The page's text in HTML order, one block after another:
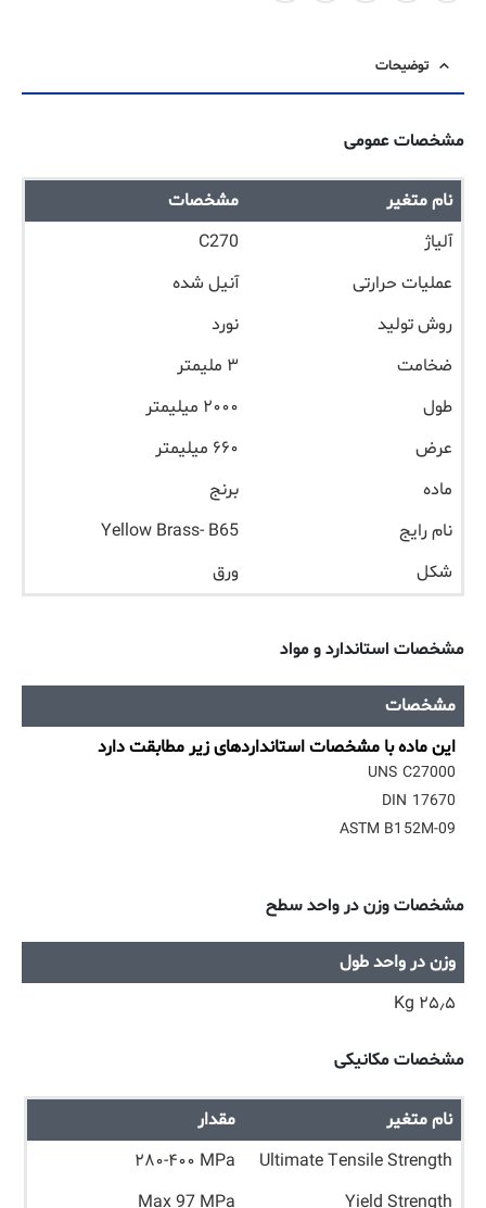
توضیحات
مشخصات عمومی
نام متغیر
مشخصات
آلیاژ
C270
عملیات حرارتی
آنیل شده
روش تولید
نورد
ضخامت
۳ ملیمتر
طول
۲۰۰۰ میلیمتر
عرض
۶۶۰ میلیمتر
ماده
برنج
نام رایج
Yellow Brass- B65
شکل
ورق
مشخصات استاندارد و مواد
مشخصات
این ماده با مشخصات استانداردهای زیر مطابقت دارد
UNS C27000
DIN 17670
ASTM B152M-09
مشخصات وزن در واحد سطح
وزن در واحد طول
۲۵٫۵ Kg
مشخصات مکانیکی
نام متغیر
مقدار
Ultimate Tensile Strength
۲۸۰-۴۰۰ MPa
Yield Strength
Max 97 MPa